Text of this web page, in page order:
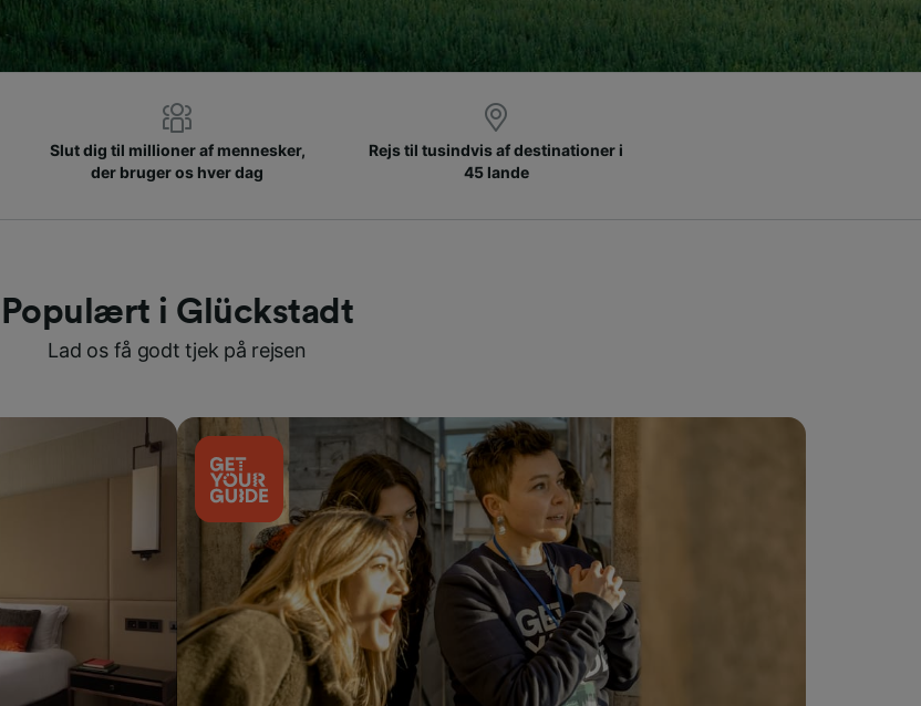
Slut dig til millioner af mennesker,
der bruger os hver dag
Rejs til tusindvis af destinationer i
45 lande
Populært i Glückstadt
Lad os få godt tjek på rejsen